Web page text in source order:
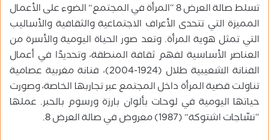
تسلط صالة العرض 8 “المرأة في المجتمع” الضوء على الأعمال
المميزة التي تتحدى الأعراف الاجتماعية والثقافية والأساليب
التي تمثل هوية المرأة. وتعد صور الحياة اليومية والأسرة من
العناصر الأساسية لفهم ثقافة المنطقة، وتحديدًا في أعمال
الفنانة الشعيبية طلال (1924-2004)، فنانة مغربية عصامية
تناولت قضية المرأة داخل المجتمع عبر تجاربها الخاصة، وصورت
حياتها اليومية في لوحات بألوان بارزة ورسوم بالحبر. عملها
“نسّاجات اشتوكة” (1987) معروض في صالة العرض 8.